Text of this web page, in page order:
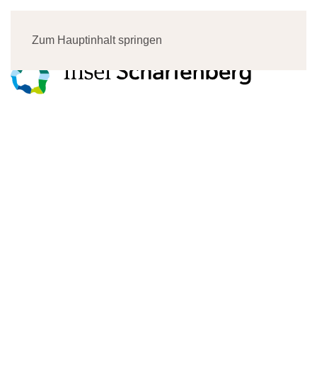
Zum Hauptinhalt springen